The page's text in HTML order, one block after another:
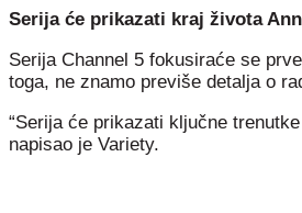
Serija će prikazati kraj života
Serija Channel 5 fokusiraće se
toga, ne znamo previše detalja o
“Serija će prikazati ključne
napisao je Variety.